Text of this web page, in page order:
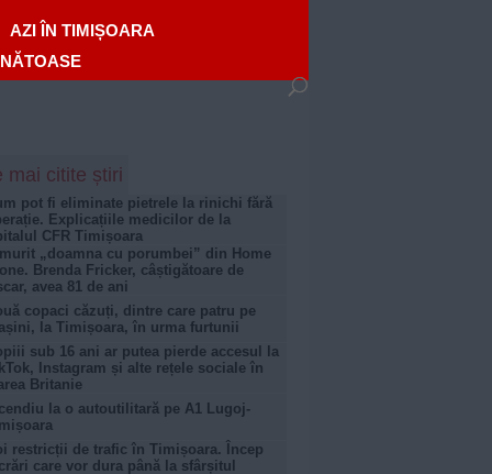
AZI ÎN TIMIȘOARA
mai citite știri
pot fi eliminate pietrele la rinichi fără
Explicațiile medicilor de la
CFR Timișoara
„doamna cu porumbei” din Home
Brenda Fricker, câștigătoare de
avea 81 de ani
copaci căzuți, dintre care patru pe
la Timișoara, în urma furtunii
sub 16 ani ar putea pierde accesul la
Instagram și alte rețele sociale în
Britanie
la o autoutilitară pe A1 Lugoj-
restricții de trafic în Timișoara. Încep
care vor dura până la sfârșitul